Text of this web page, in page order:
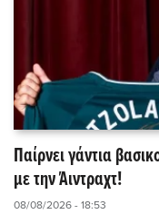
Παίρνει γάντια
με την Άιντραχτ!
08/08/2026 - 18:53